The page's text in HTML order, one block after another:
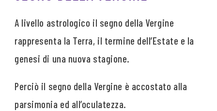
A livello astrologico il segno della Vergine
rappresenta la Terra, il termine dell’Estate e la
genesi di una nuova stagione.
Perciò il segno della Vergine è accostato alla
parsimonia ed all’oculatezza.